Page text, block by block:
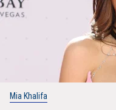
Mia Khalifa